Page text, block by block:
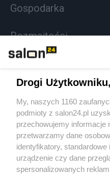
Gospodarka
Rozmaitości
Sport
Społeczeństwo
Kultura
Drogi Użytkowniku,
My, naszych 1160
podmioty z salon24.pl
przechowujemy informacje
przetwarzamy dane
identyfikatory,
urządzenie czy dane
spersonalizowanych